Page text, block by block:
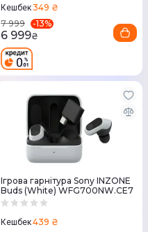
Кешбек349 ₴
7 999
-13%
6 999₴
Ігрова гарнітура Sony INZONE
Buds (White) WFG700NW.CE7
Кешбек439 ₴